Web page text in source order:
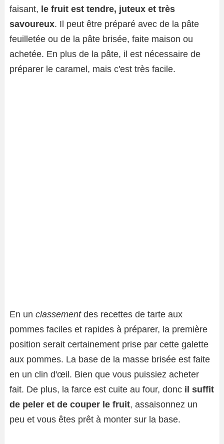
faisant, le fruit est tendre, juteux et très
savoureux. Il peut être préparé avec de la pâte
feuilletée ou de la pâte brisée, faite maison ou
achetée. En plus de la pâte, il est nécessaire de
préparer le caramel, mais c'est très facile.
En un classementdes recettes de tarte aux
pommes faciles et rapides à préparer, la première
position serait certainement prise par cette galette
aux pommes. La base de la masse brisée est faite
en un clin d'œil. Bien que vous puissiez acheter
fait. De plus, la farce est cuite au four, donc il suffit
de peler et de couper le fruit, assaisonnez un
peu et vous êtes prêt à monter sur la base.